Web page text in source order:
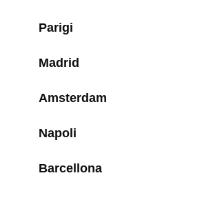
Parigi
Madrid
Amsterdam
Napoli
Barcellona